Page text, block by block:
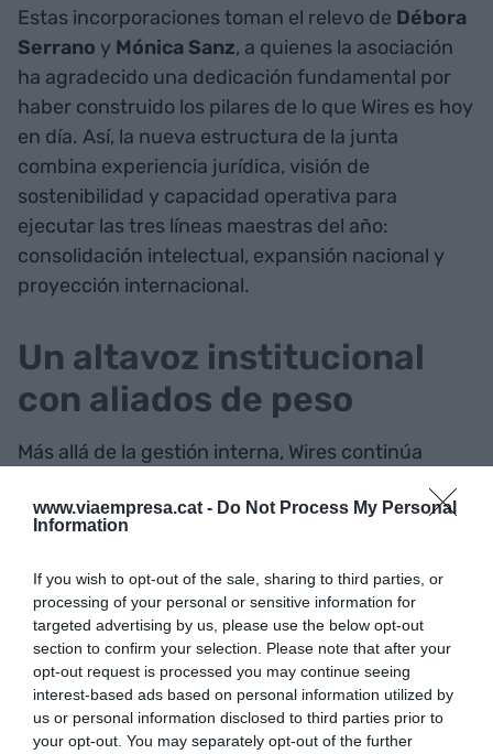
www.viaempresa.cat - Do Not Process My Personal
Information
If you wish to opt-out of the sale, sharing to third parties, or
processing of your personal or sensitive information for
targeted advertising by us, please use the below opt-out
section to confirm your selection. Please note that after your
opt-out request is processed you may continue seeing
interest-based ads based on personal information utilized by
us or personal information disclosed to third parties prior to
your opt-out. You may separately opt-out of the further
Estas incorporaciones toman el relevo de Débora
Serrano y Mónica Sanz, a quienes la asociación
ha agradecido una dedicación fundamental por
haber construido los pilares de lo que Wires es hoy
en día. Así, la nueva estructura de la junta
combina experiencia jurídica, visión de
sostenibilidad y capacidad operativa para
ejecutar las tres líneas maestras del año:
consolidación intelectual, expansión nacional y
proyección internacional.
Un altavoz institucional
con aliados de peso
Más allá de la gestión interna, Wires continúa
entrada deJuan Fernández-Aceytuno (Arcano
Ángel Sáenz de Cenzano . Esta incorporación
refuerza la conexión de la asociación con la alta
dirección del sector, donde ya figuran nombres
comoIsmael Clemente(Merlin Properties) oPere
Viñolas(Colonial).